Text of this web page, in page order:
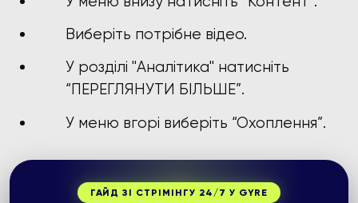
Виберіть потрібне відео.
У розділі "Аналітика" натисніть
“ПЕРЕГЛЯНУТИ БІЛЬШЕ”.
У меню вгорі виберіть “Охоплення”.
ГАЙД ЗІ СТРІМІНГУ 24/7 У GYRE